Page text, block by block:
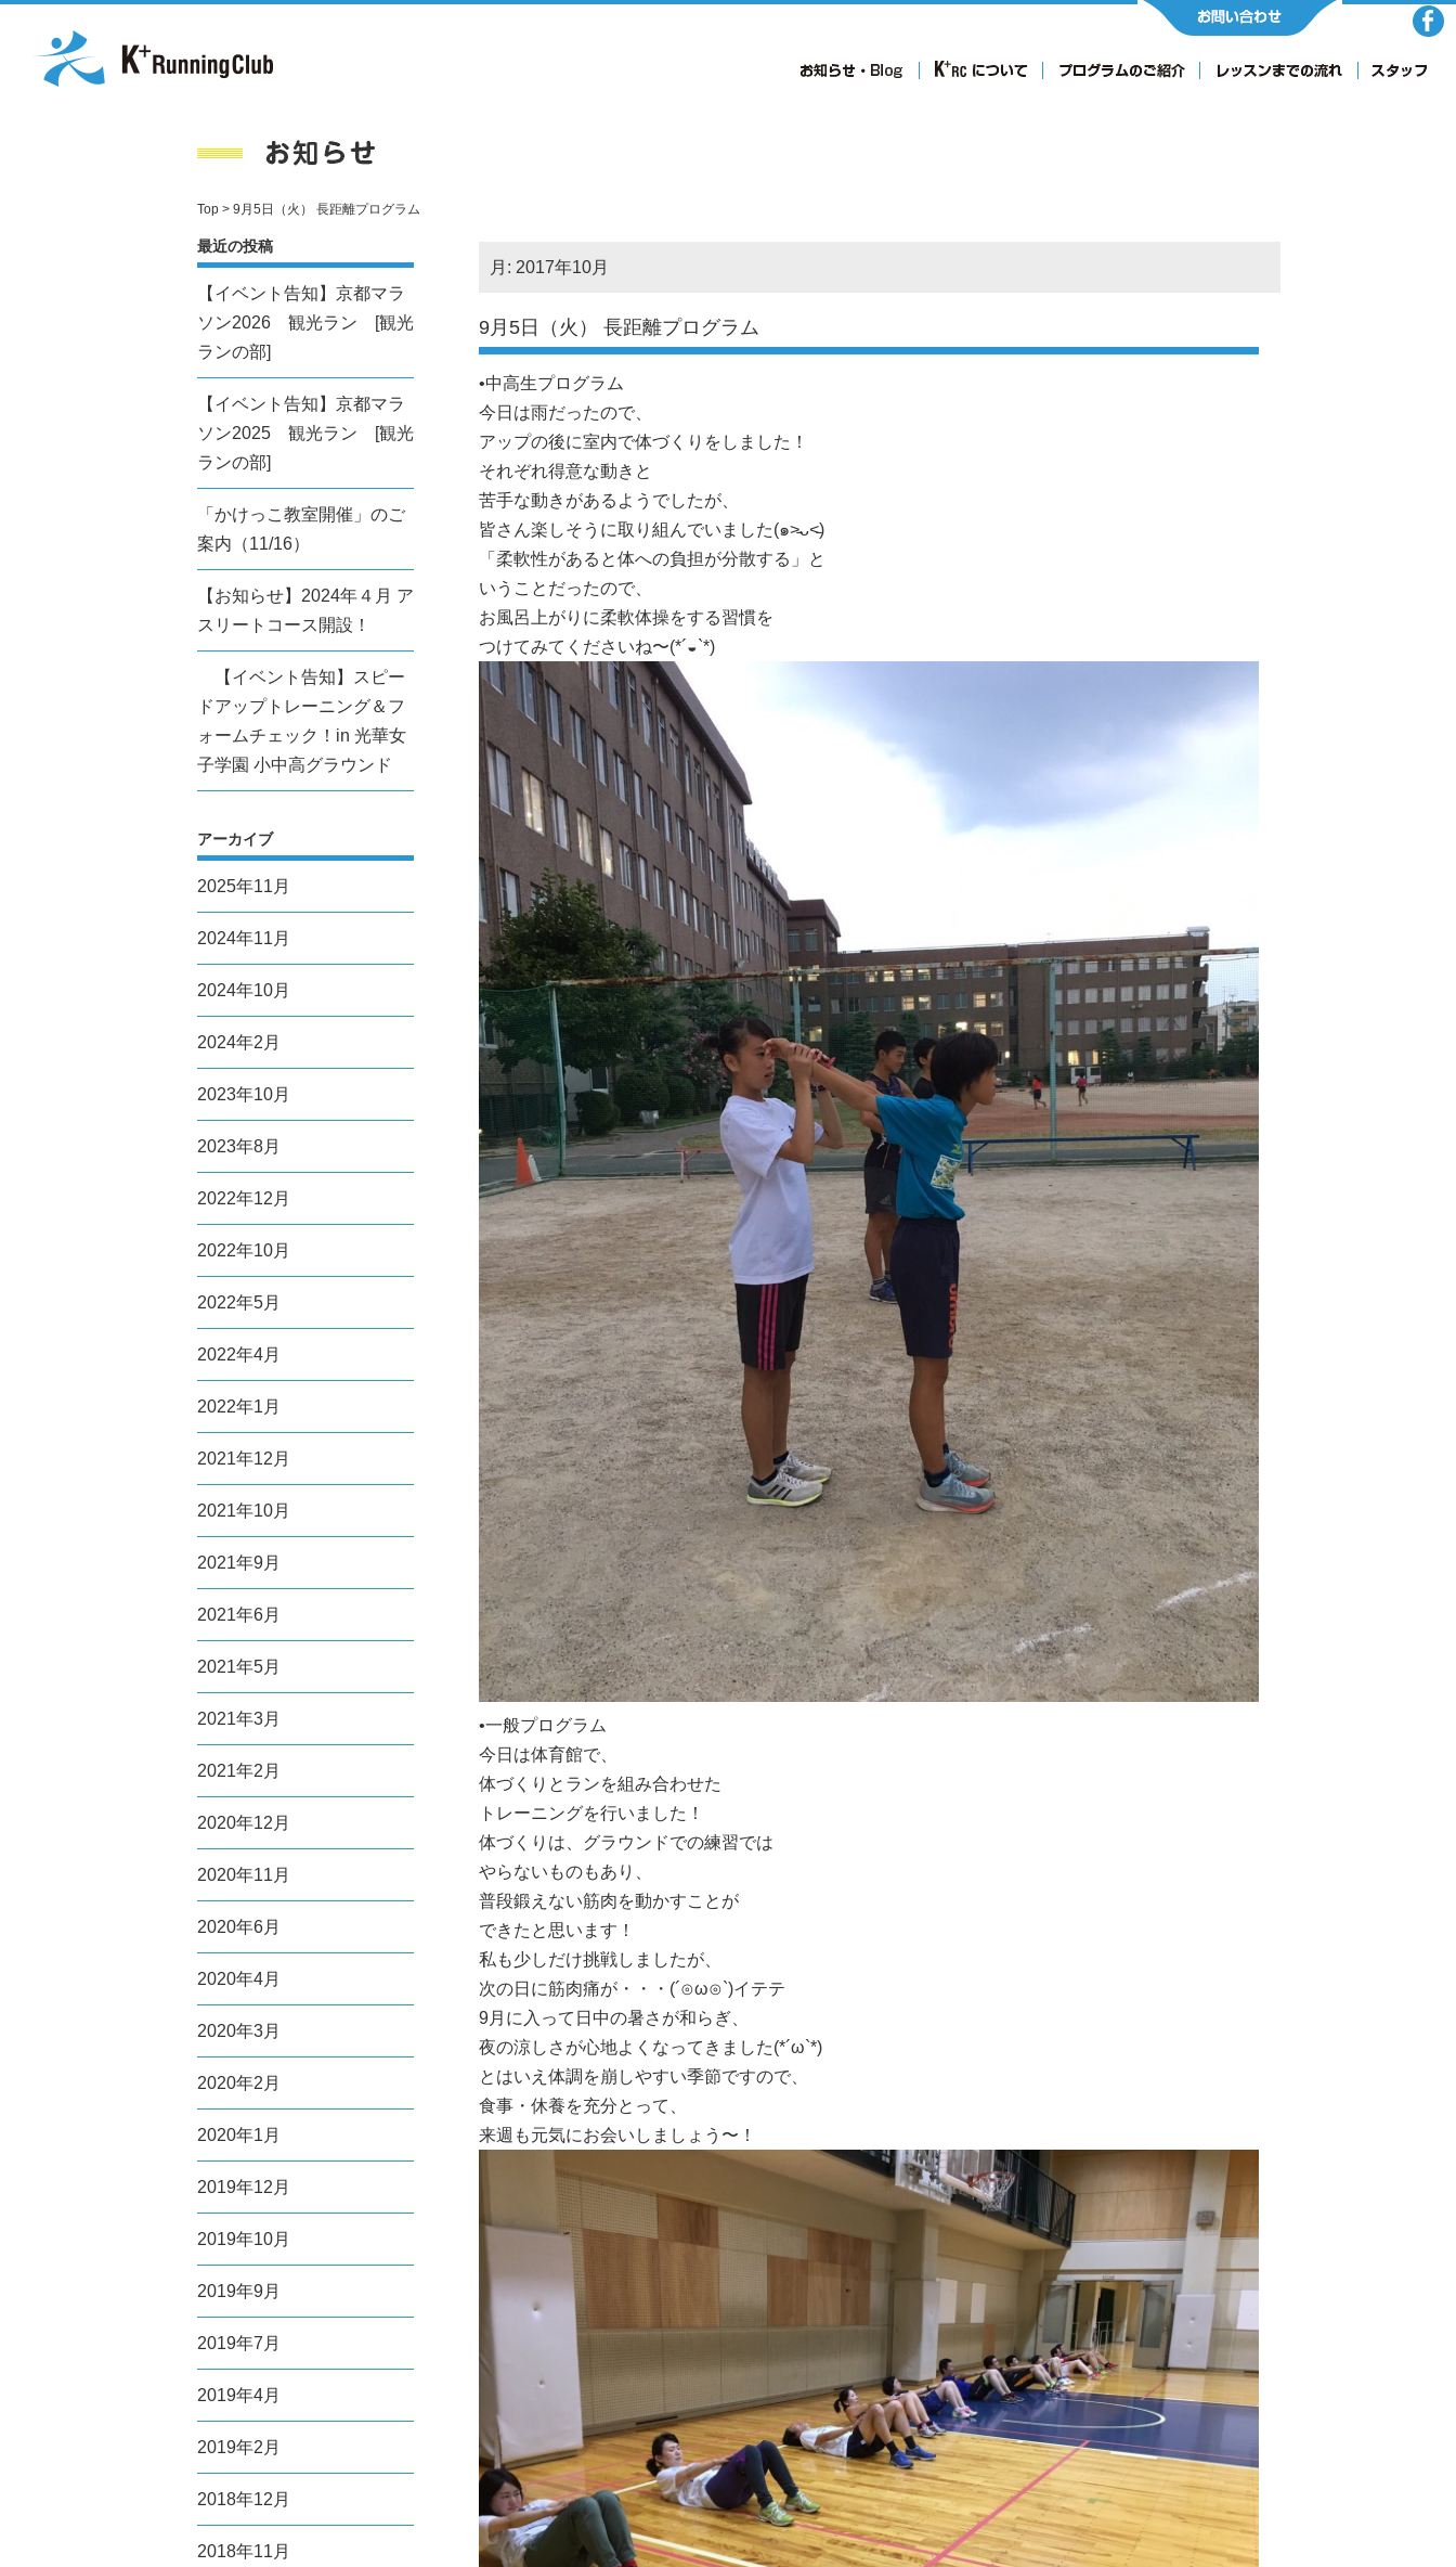
Top > 9月5日（火） 長距離プログラム
月: 2017年10月
9月5日（火） 長距離プログラム
•中高生プログラム
今日は雨だったので、
アップの後に室内で体づくりをしました！
それぞれ得意な動きと
苦手な動きがあるようでしたが、
皆さん楽しそうに取り組んでいました(๑˃̵ᴗ˂̵)
「柔軟性があると体への負担が分散する」と
いうことだったので、
お風呂上がりに柔軟体操をする習慣を
つけてみてくださいね〜(*´◒`*)
•一般プログラム
今日は体育館で、
体づくりとランを組み合わせた
トレーニングを行いました！
体づくりは、グラウンドでの練習では
やらないものもあり、
普段鍛えない筋肉を動かすことが
できたと思います！
私も少しだけ挑戦しましたが、
次の日に筋肉痛が・・・(´⊙ω⊙`)イテテ
9月に入って日中の暑さが和らぎ、
夜の涼しさが心地よくなってきました(*´ω`*)
とはいえ体調を崩しやすい季節ですので、
食事・休養を充分とって、
来週も元気にお会いしましょう〜！
最近の投稿
【イベント告知】京都マラ
ソン2026 観光ラン [観光
ランの部]
【イベント告知】京都マラ
ソン2025 観光ラン [観光
ランの部]
「かけっこ教室開催」のご
案内（11/16）
【お知らせ】2024年４月 ア
スリートコース開設！
【イベント告知】スピー
ドアップトレーニング＆フ
ォームチェック！in 光華女
子学園 小中高グラウンド
アーカイブ
2025年11月
2024年11月
2024年10月
2024年2月
2023年10月
2023年8月
2022年12月
2022年10月
2022年5月
2022年4月
2022年1月
2021年12月
2021年10月
2021年9月
2021年6月
2021年5月
2021年3月
2021年2月
2020年12月
2020年11月
2020年6月
2020年4月
2020年3月
2020年2月
2020年1月
2019年12月
2019年10月
2019年9月
2019年7月
2019年4月
2019年2月
2018年12月
2018年11月